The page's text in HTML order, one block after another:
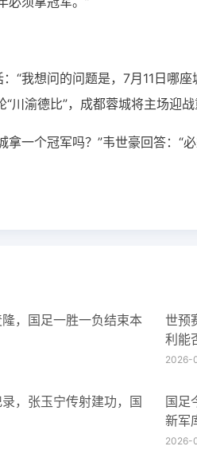
“我想问的问题是，7月11日哪
川渝德比”，成都蓉城将主场迎战
拿一个冠军吗？”韦世豪回答：“
，国足一胜一负结束本
世预
利能
2026-
，张玉宁传射建功，国
国足
新军
2026-